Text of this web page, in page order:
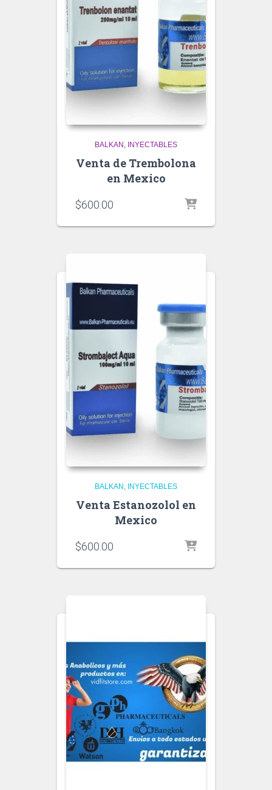
BALKAN INYECTABLES
Venta de Trembolona
en Mexico
$600.00
BALKAN INYECTABLES
Venta Estanozolol en
Mexico
$600.00